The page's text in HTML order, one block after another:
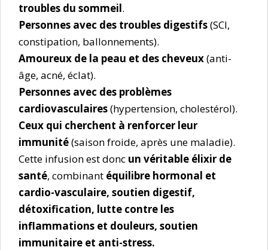
troubles du sommeil.
Personnes avec des troubles digestifs(SCI,
constipation, ballonnements).
Amoureux de la peau et des cheveux(anti-
âge, acné, éclat).
Personnes avec des problèmes
cardiovasculaires(hypertension, cholestérol).
Ceux qui cherchent à renforcer leur
immunité(saison froide, après une maladie).
Cette infusion est donc un véritable élixir de
santé, combinant équilibre hormonal et
cardio-vasculaire, soutien digestif,
détoxification, lutte contre les
inflammations et douleurs, soutien
immunitaire et anti-stress.